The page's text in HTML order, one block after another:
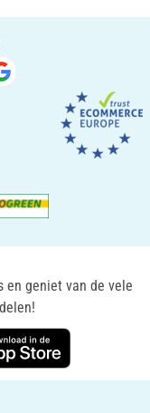
en geniet van de vele